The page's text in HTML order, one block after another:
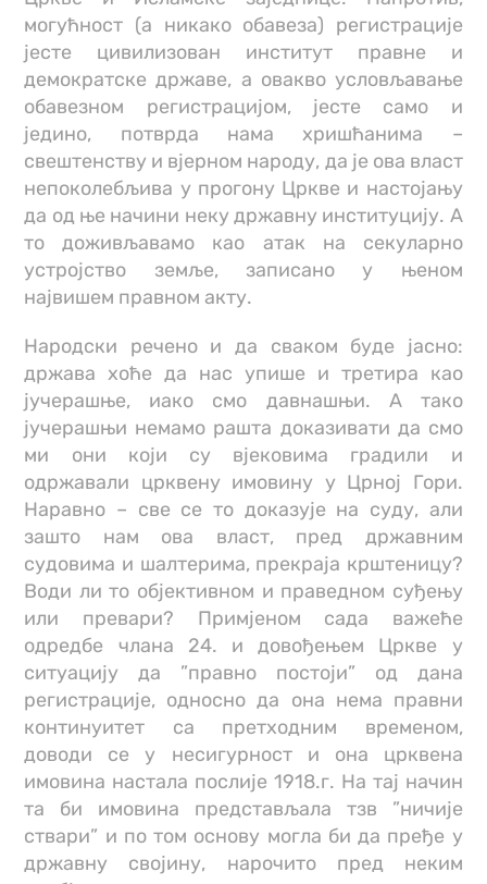
могућност (а никако обавеза) регистрације
јесте цивилизован институт правне и
демократске државе, а овакво условљавање
обавезном регистрацијом, јесте само и
једино, потврда нама хришћанима –
свештенству и вјерном народу, да је ова власт
непоколебљива у прогону Цркве и настојању
да од ње начини неку државну институцију. А
то доживљавамо као атак на секуларно
устројство земље, записано у њеном
највишем правном акту.
Народски речено и да сваком буде јасно:
држава хоће да нас упише и третира као
јучерашње, иако смо давнашњи. А тако
јучерашњи немамо рашта доказивати да смо
ми они који су вјековима градили и
одржавали црквену имовину у Црној Гори.
Наравно – све се то доказује на суду, али
зашто нам ова власт, пред државним
судовима и шалтерима, прекраја крштеницу?
Води ли то објективном и праведном суђењу
или превари? Примјеном сада важеће
одредбе члана 24. и довођењем Цркве у
ситуацију да ”правно постоји” од дана
регистрације, односно да она нема правни
континуитет са претходним временом,
доводи се у несигурност и она црквена
имовина настала послије 1918.г. На тај начин
та би имовина представљала тзв ”ничије
ствари” и по том основу могла би да пређе у
државну својину, нарочито пред неким